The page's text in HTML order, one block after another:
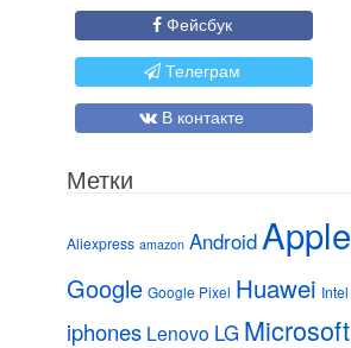
Фейсбук
Телеграм
В контакте
Метки
Aliexpress amazon Android Apple
Google Google Pixel Huawei Intel
iphones Lenovo LG Microsoft